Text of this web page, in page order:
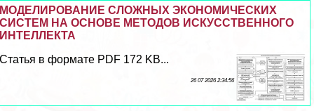
МОДЕЛИРОВАНИЕ СЛОЖНЫХ ЭКОНОМИЧЕСКИХ
СИСТЕМ НА ОСНОВЕ МЕТОДОВ ИСКУССТВЕННОГО
ИНТЕЛЛЕКТА
Статья в формате PDF 172 KB...
26 07 2026 2:34:56